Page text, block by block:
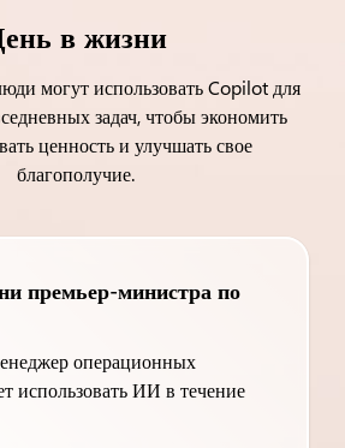
в жизни
могут использовать Copilot для
задач, чтобы экономить
ценность и улучшать свое
благополучие.
премьер-министра по
операционных
использовать ИИ в течение